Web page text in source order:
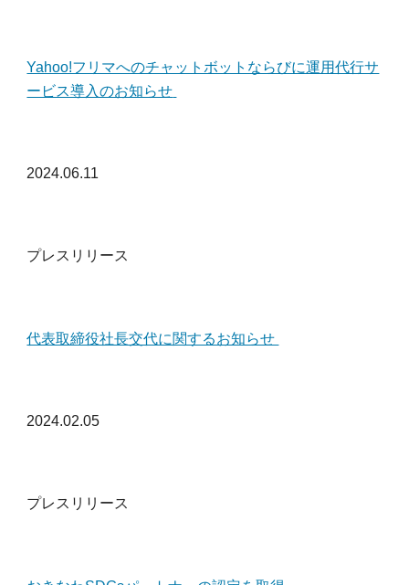
Yahoo!フリマへのチャットボットならびに運用代行サ
ービス導入のお知らせ
2024.06.11
プレスリリース
代表取締役社長交代に関するお知らせ
2024.02.05
プレスリリース